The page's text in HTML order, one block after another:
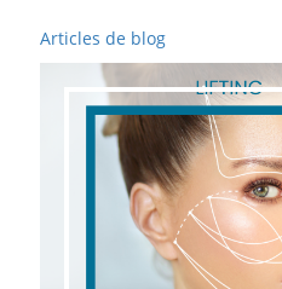
Articles de blog